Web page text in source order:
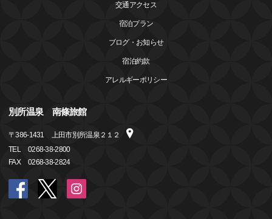
交通アクセス
宿泊プラン
ブログ・お知らせ
宿泊約款
アレルギーポリシー
別所温泉 南條旅館
〒386-1431
上田市別所温泉２１２
TEL
0268-38-2800
FAX
0268-38-2824